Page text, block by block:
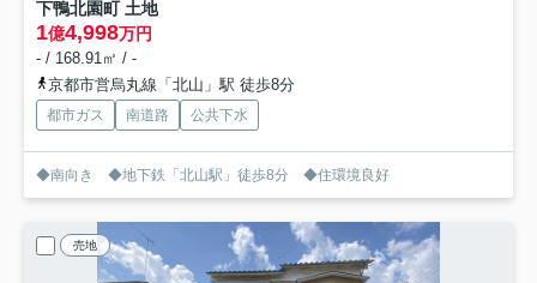
下鴨北園町 土地
1億4,998万円
- / 168.91㎡ / -
京都市営烏丸線「北山」駅 徒歩8分
都市ガス 南道路 公共下水
◆南向き ◆地下鉄「北山駅」徒歩8分 ◆住環境良好
売地